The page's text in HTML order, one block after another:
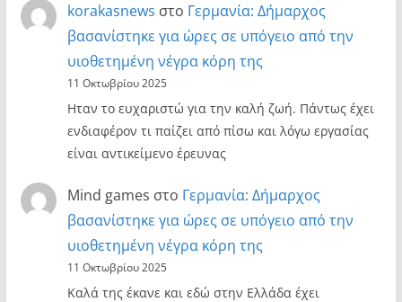
korakasnews στο Γερμανία: Δήμαρχος
βασανίστηκε για ώρες σε υπόγειο από την
υιοθετημένη νέγρα κόρη της
11 Οκτωβρίου 2025
Ηταν το ευχαριστώ για την καλή ζωή. Πάντως έχει
ενδιαφέρον τι παίζει από πίσω και λόγω εργασίας
είναι αντικείμενο έρευνας
Mind games στο Γερμανία: Δήμαρχος
βασανίστηκε για ώρες σε υπόγειο από την
υιοθετημένη νέγρα κόρη της
11 Οκτωβρίου 2025
Καλά της έκανε και εδώ στην Ελλάδα έχει